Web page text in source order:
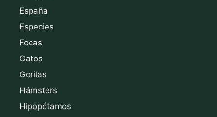
España
Especies
Focas
Gatos
Gorilas
Hámsters
Hipopótamos